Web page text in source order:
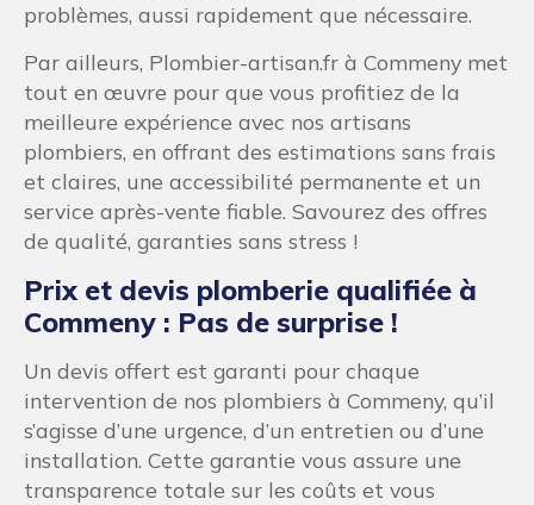
problèmes, aussi rapidement que nécessaire.
Par ailleurs, Plombier-artisan.fr à Commeny met
tout en œuvre pour que vous profitiez de la
meilleure expérience avec nos artisans
plombiers, en offrant des estimations sans frais
et claires, une accessibilité permanente et un
service après-vente fiable. Savourez des offres
de qualité, garanties sans stress !
Prix et devis plomberie qualifiée à
Commeny : Pas de surprise !
Un devis offert est garanti pour chaque
intervention de nos plombiers à Commeny, qu’il
s’agisse d’une urgence, d’un entretien ou d’une
installation. Cette garantie vous assure une
transparence totale sur les coûts et vous